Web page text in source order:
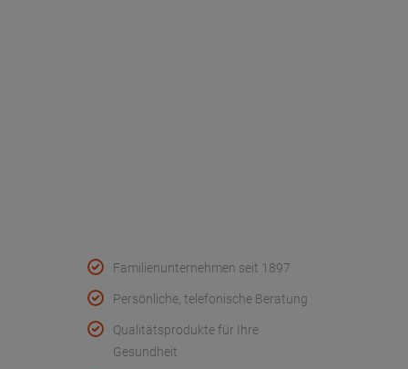
Familienunternehmen seit 1897
Persönliche, telefonische Beratung
Qualitätsprodukte für Ihre
Gesundheit